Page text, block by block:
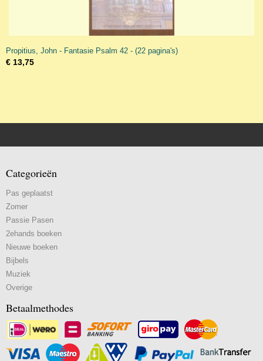
Propitius, John - Fantasie Psalm 42 - (22 pagina's)
€ 13,75
Categorieën
Pas geplaatst
Zomer
Passie Pasen
2ehands boeken
Nieuwe boeken
Bijbels
Muziek
Overige
Betaalmethodes